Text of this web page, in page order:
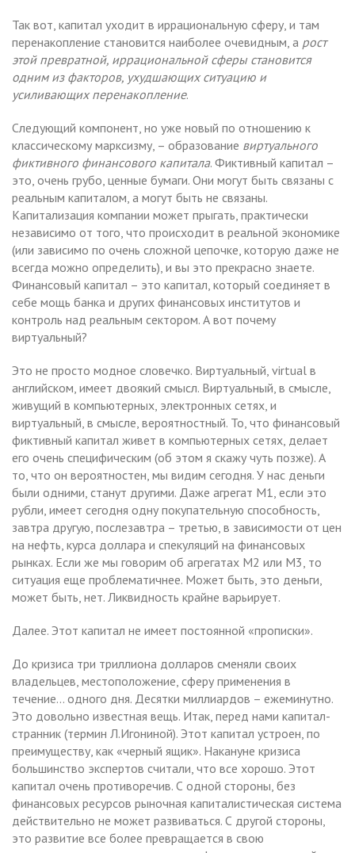
Так вот, капитал уходит в иррациональную сферу, и там
перенакопление становится наиболее очевидным, а рост
этой превратной, иррациональной сферы становится
одним из факторов, ухудшающих ситуацию и
усиливающих перенакопление.
Следующий компонент, но уже новый по отношению к
классическому марксизму, – образование виртуального
фиктивного финансового капитала. Фиктивный капитал –
это, очень грубо, ценные бумаги. Они могут быть связаны с
реальным капиталом, а могут быть не связаны.
Капитализация компании может прыгать, практически
независимо от того, что происходит в реальной экономике
(или зависимо по очень сложной цепочке, которую даже не
всегда можно определить), и вы это прекрасно знаете.
Финансовый капитал – это капитал, который соединяет в
себе мощь банка и других финансовых институтов и
контроль над реальным сектором. А вот почему
виртуальный?
Это не просто модное словечко. Виртуальный, virtual в
английском, имеет двоякий смысл. Виртуальный, в смысле,
живущий в компьютерных, электронных сетях, и
виртуальный, в смысле, вероятностный. То, что финансовый
фиктивный капитал живет в компьютерных сетях, делает
его очень специфическим (об этом я скажу чуть позже). А
то, что он вероятностен, мы видим сегодня. У нас деньги
были одними, станут другими. Даже агрегат М1, если это
рубли, имеет сегодня одну покупательную способность,
завтра другую, послезавтра – третью, в зависимости от цен
на нефть, курса доллара и спекуляций на финансовых
рынках. Если же мы говорим об агрегатах М2 или М3, то
ситуация еще проблематичнее. Может быть, это деньги,
может быть, нет. Ликвидность крайне варьирует.
Далее. Этот капитал не имеет постоянной «прописки».
До кризиса три триллиона долларов сменяли своих
владельцев, местоположение, сферу применения в
течение… одного дня. Десятки миллиардов – ежеминутно.
Это довольно известная вещь. Итак, перед нами капитал-
странник (термин Л.Игониной). Этот капитал устроен, по
преимуществу, как «черный ящик». Накануне кризиса
большинство экспертов считали, что все хорошо. Этот
капитал очень противоречив. С одной стороны, без
финансовых ресурсов рыночная капиталистическая система
действительно не может развиваться. С другой стороны,
это развитие все более превращается в свою